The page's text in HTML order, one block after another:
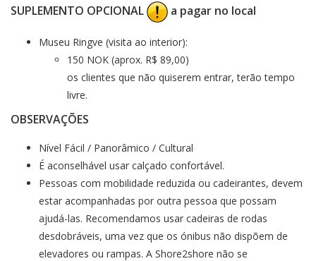
SUPLEMENTO OPCIONAL a pagar no local
Museu Ringve (visita ao interior):
150 NOK (aprox. R$ 89,00)
os clientes que não quiserem entrar, terão tempo
livre.
OBSERVAÇÕES
Nível Fácil / Panorâmico / Cultural
É aconselhável usar calçado confortável.
Pessoas com mobilidade reduzida ou cadeirantes, devem
estar acompanhadas por outra pessoa que possam
ajudá-las. Recomendamos usar cadeiras de rodas
desdobráveis, uma vez que os ónibus não dispõem de
elevadores ou rampas. A Shore2shore não se